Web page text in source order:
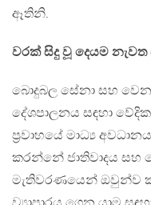
ඈතිනි.
වරක් සිදු වූ දෙයම
බොදුබල සේනා සහ
දේශපාලනය සඳහා
ප‍්‍රවාහයේ මාධ්‍ය
කරන්නේ ජාතිවාදය සහ
මැතිවරණයෙන් ඔවුන්ව